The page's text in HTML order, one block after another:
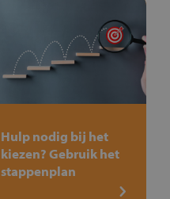
Hulp nodig bij het
kiezen? Gebruik het
stappenplan